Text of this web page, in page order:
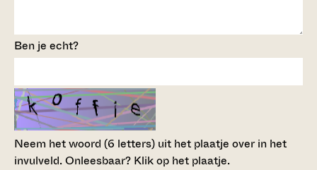
Ben je echt?
Neem het woord (6 letters) uit het plaatje over in het
invulveld.Onleesbaar? Klik op het plaatje.